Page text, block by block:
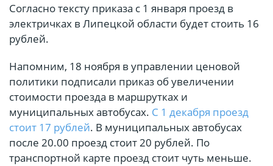
Согласно тексту приказа с 1 января проезд в
электричках в Липецкой области будет стоить 16
рублей.
Напомним, 18 ноября в управлении ценовой
политики подписали приказ об увеличении
стоимости проезда в маршрутках и
муниципальных автобусах. С 1 декабря проезд
стоит 17 рублей. В муниципальных автобусах
после 20.00 проезд стоит 20 рублей. По
транспортной карте проезд стоит чуть меньше.